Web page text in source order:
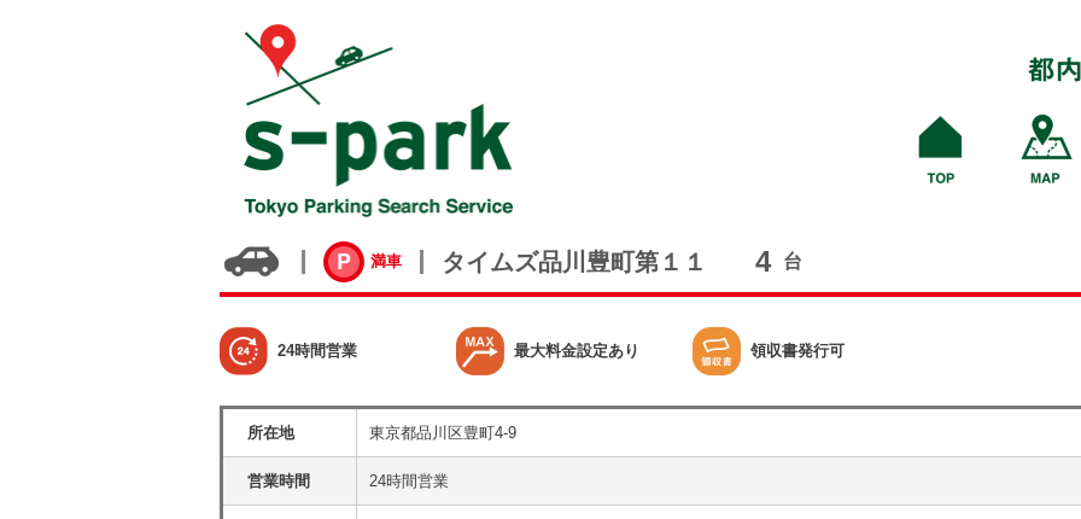
満車 タイムズ品川豊町第１１ 4 台
24時間営業 最大料金設定あり 領収書発行可
所在地 東京都品川区豊町4-9
営業時間 24時間営業